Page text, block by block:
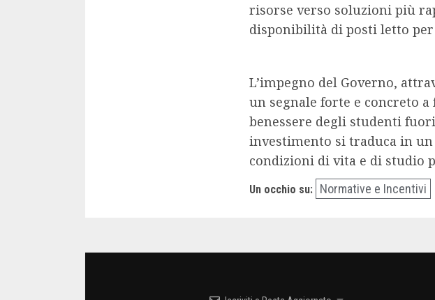
risorse verso soluzioni più
disponibilità di posti letto
L’impegno del Governo,
un segnale forte e concreto
benessere degli studenti
investimento si traduca in
condizioni di vita e di studio
Un occhio su: Normative e Incentivi